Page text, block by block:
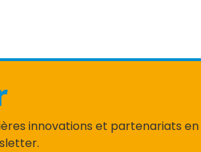
innovations et partenariats en